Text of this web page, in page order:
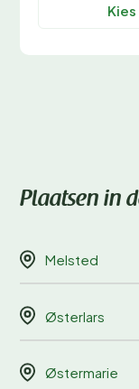
Plaatsen in
Melsted
Østerlars
Østermarie